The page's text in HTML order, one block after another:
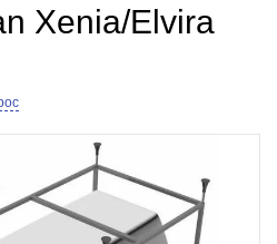
Xenia/Elvira